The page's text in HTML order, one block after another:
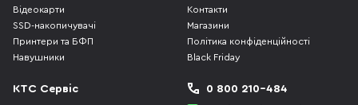
Відеокарти
SSD-накопичувачі
Принтери та БФП
Навушники
Контакти
Магазини
Політика конфіденційності
Black Friday
КТС Сервіс
0 800 210-484